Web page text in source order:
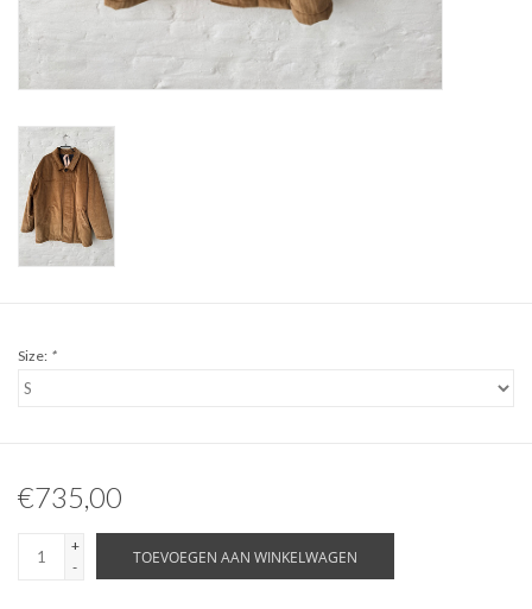
Size: *
€735,00
+
-
TOEVOEGEN AAN WINKELWAGEN